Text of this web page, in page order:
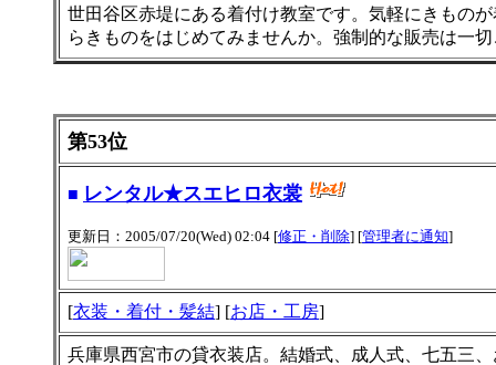
世田谷区赤堤にある着付け教室です。気軽にきもの
らきものをはじめてみませんか。強制的な販売は一
第53位
■ レンタル★スエヒロ衣裳
更新日：2005/07/20(Wed) 02:04 [修正・削除] [管理者に通知]
[衣装・着付・髪結] [お店・工房]
兵庫県西宮市の貸衣装店。結婚式、成人式、七五三